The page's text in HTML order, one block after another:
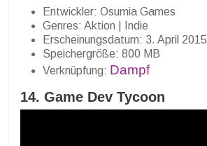
Entwickler: Osumia Games
Genres: Aktion | Indie
Erscheinungsdatum: 3. April 2015
Speichergröße: 800 MB
Verknüpfung: Dampf
14. Game Dev Tycoon